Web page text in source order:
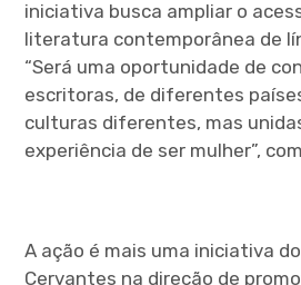
iniciativa busca ampliar o
literatura contemporânea de
“Será uma oportunidade de
escritoras, de diferentes
culturas diferentes, mas
experiência de ser mulher”,
A ação é mais uma iniciativa
Cervantes na direção de